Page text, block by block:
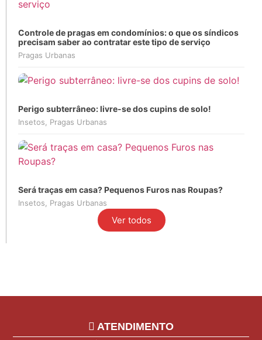
Controle de pragas em condomínios: o que os síndicos
precisam saber ao contratar este tipo de serviço
Pragas Urbanas
Perigo subterrâneo: livre-se dos cupins de solo!
Insetos, Pragas Urbanas
Será traças em casa? Pequenos Furos nas Roupas?
Insetos, Pragas Urbanas
Ver todos
ATENDIMENTO